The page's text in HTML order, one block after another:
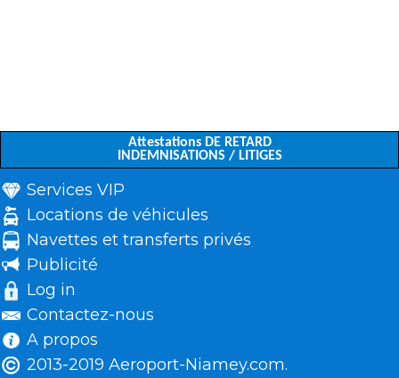
Attestations DE RETARD
INDEMNISATIONS / LITIGES
Services VIP
Locations de véhicules
Navettes et transferts privés
Publicité
Log in
Contactez-nous
A propos
2013-2019 Aeroport-Niamey.com.